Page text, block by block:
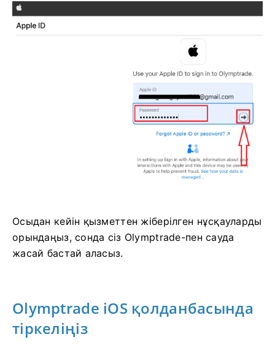
Осыдан кейін қызметтен жіберілген нұсқауларды
орындаңыз, сонда сіз Olymptrade-пен сауда
жасай бастай аласыз.
Olymptrade iOS қолданбасында
тіркеліңіз